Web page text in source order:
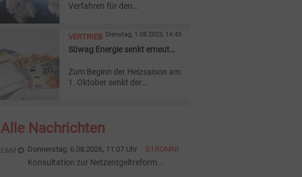
Verfahren für den
fortgeschrittenen
Planungsstadium befinden,
VERTRIEB Dienstag, 1.08.2023, 14:43
Süwag Energie senkt erneut
Zum Beginn der Heizsaison am
1. Oktober senkt der
Alle Nachrichten
E&M Donnerstag, 6.08.2026, 11:07 Uhr STROMNETZ
Konsultation zur Netzentgeltreform